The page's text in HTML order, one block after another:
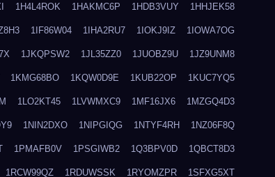
1H4L4ROK 1HAKMC6P 1HDB3VUY 1HHJEK58
1IF86W04 1IHA2RU7 1IOKJ9IZ 1IOWA7OG
1JKQPSW2 1JL35ZZ0 1JUOBZ9U 1JZ9UNM8
1KMG68BO 1KQW0D9E 1KUB22OP 1KUC7YQ5
1LO2KT45 1LVWMXC9 1MF16JX6 1MZGQ4D3
1NIN2DXO 1NIPGIQG 1NTYF4RH 1NZ06F8Q
1PMAFB0V 1PSGIWB2 1Q3BPV0D 1QBCT8D3
1RCW99QZ 1RDUWSSK 1RYOMZPR 1SFXG5XT